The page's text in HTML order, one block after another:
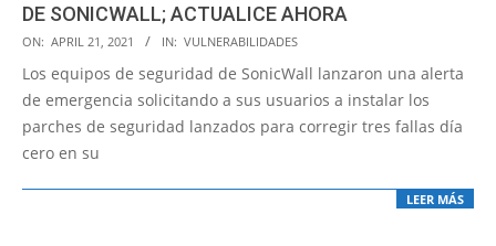
DE SONICWALL; ACTUALICE AHORA
2021-
04-
21
ON: APRIL 21, 2021 IN: VULNERABILIDADES
Los equipos de seguridad de SonicWall lanzaron una alerta
de emergencia solicitando a sus usuarios a instalar los
parches de seguridad lanzados para corregir tres fallas día
cero en su
LEER MÁS